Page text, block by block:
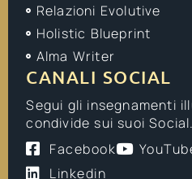
Relazioni Evolutive
Holistic Blueprint
Alma Writer
CANALI SOCIAL
Segui gli insegnamenti
condivide sui suoi Social.
Facebook
Linkedin